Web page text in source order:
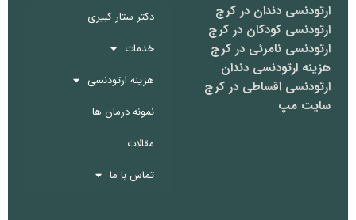
ارتودنسی دندان در کرج
ارتودنسی کودکان در کرج
ارتودنسی نامرئی در کرج
هزینه ارتودنسی دندان
ارتودنسی اقساطی در کرج
سایت مپ
دکتر ستار کبیری
خدمات
هزینه ارتودنسی
نمونه درمان ها
مقالات
تماس با ما